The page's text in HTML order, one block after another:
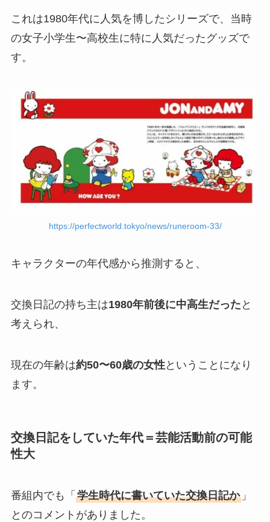
これは1980年代に人気を博したシリーズで、当時
の女子小学生〜高校生に特に人気だったグッズで
す。
https://perfectworld.tokyo/news/runeroom-33/
キャラクターの年代感から推測すると、
交換日記の持ち主は1980年前後に中高生だった と
考えられ、
現在の年齢は約50〜60歳の女性ということになり
ます。
交換日記をしていた年代＝芸能活動前の可能
性大
番組内でも「 学生時代に書いていた交換日記か」
とのコメントがありました。